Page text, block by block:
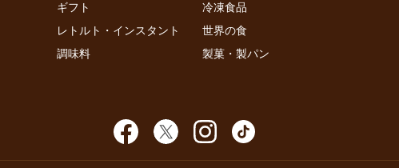
ギフト
冷凍食品
レトルト・インスタント
世界の食
調味料
製菓・製パン